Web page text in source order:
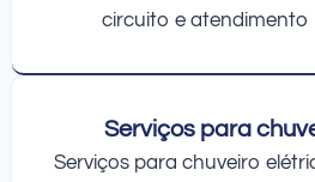
circuito e atendimento
Serviços para
Serviços para chuveiro